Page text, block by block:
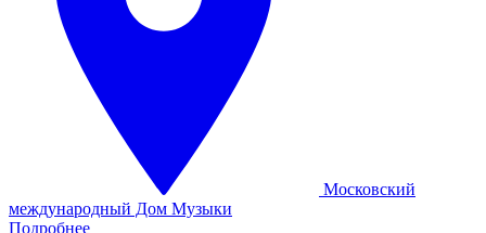
Московский
международный Дом Музыки
Подробнее